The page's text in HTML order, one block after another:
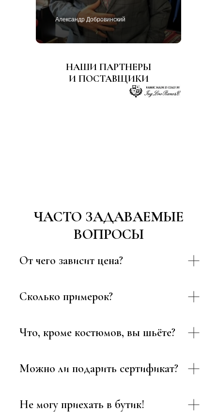
Александр Добровинский
НАШИ ПАРТНЕРЫ
И ПОСТАВЩИКИ
ЧАСТО ЗАДАВАЕМЫЕ
ВОПРОСЫ
От чего зависит цена?
Сколько примерок?
Что, кроме костюмов, вы шьёте?
Можно ли подарить сертификат?
Не могу приехать в бутик!